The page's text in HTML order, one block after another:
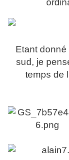
Etant
sud, je
temps de